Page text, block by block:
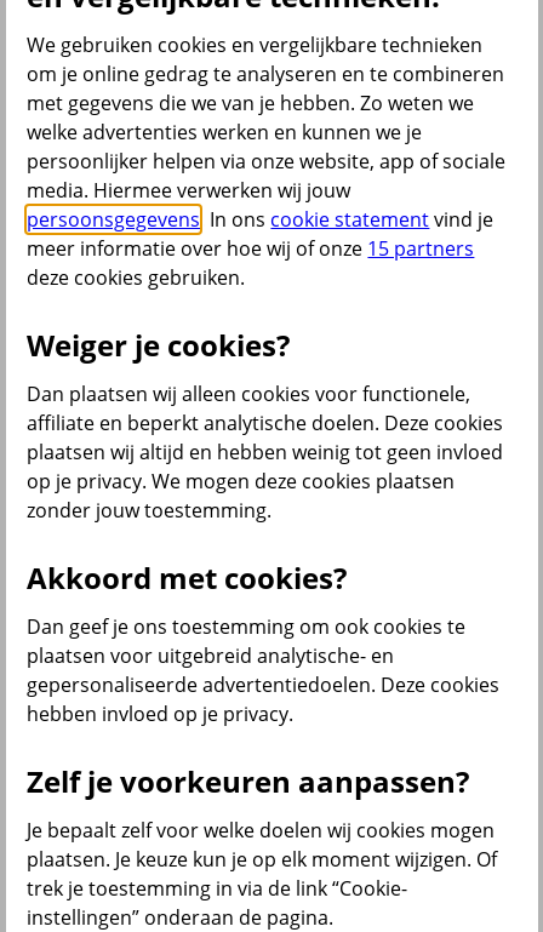
Bekijk ook
All Risk Autoverzekering
Car insurance Netherlands
Groene kaart auto
Kentekencheck
WA Autoverzekering
WA+ Beperkt Casco Autoverzekering
Bakfiets verzekeren
Collectiviteitskorting
Schade melden
Wijzigen uitvaartverzekering
terug
Beleggen
Beleggingsrekening
Beleggen
Starten met beleggen
Beleggen voor beginners
Pensioen beleggen
Periodiek beleggen
Rendement berekenen
Beleggen in beleggingsfondsen
Beleggingsfonds update
Verantwoord beleggen
Beleggen met onze app
Sparen of beleggen
We gebruiken cookies en vergelijkbare technieken
om je online gedrag te analyseren en te combineren
met gegevens die we van je hebben. Zo weten we
welke advertenties werken en kunnen we je
persoonlijker helpen via onze website, app of sociale
media. Hiermee verwerken wij jouw
persoonsgegevens . In ons cookie statementvind je
meer informatie over hoe wij of onze 15 partners
deze cookies gebruiken.
Weiger je cookies?
Dan plaatsen wij alleen cookies voor functionele,
affiliate en beperkt analytische doelen. Deze cookies
plaatsen wij altijd en hebben weinig tot geen invloed
op je privacy. We mogen deze cookies plaatsen
zonder jouw toestemming.
Akkoord met cookies?
Dan geef je ons toestemming om ook cookies te
plaatsen voor uitgebreid analytische- en
gepersonaliseerde advertentiedoelen. Deze cookies
hebben invloed op je privacy.
Zelf je voorkeuren aanpassen?
Je bepaalt zelf voor welke doelen wij cookies mogen
plaatsen. Je keuze kun je op elk moment wijzigen. Of
trek je toestemming in via de link “Cookie-
instellingen” onderaan de pagina.